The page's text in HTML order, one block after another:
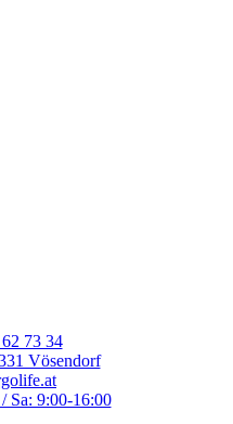
73 34
Vösendorf
Sa: 9:00-16:00